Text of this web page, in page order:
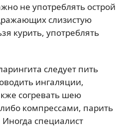
не употреблять острой
слизистую
курить, употреблять
следует пить
ингаляции,
согревать шею
компрессами, парить
специалист